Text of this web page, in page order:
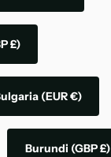
£)
(EUR €)
Burundi (GBP £)